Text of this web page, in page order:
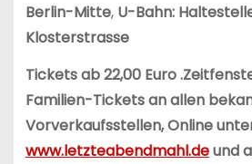
Berlin-Mitte, U-Bahn:
Klosterstrasse
Tickets ab 22,00 Euro
Familien-Tickets an allen
Vorverkaufsstellen, Online
www.letzteabendmahl.deund